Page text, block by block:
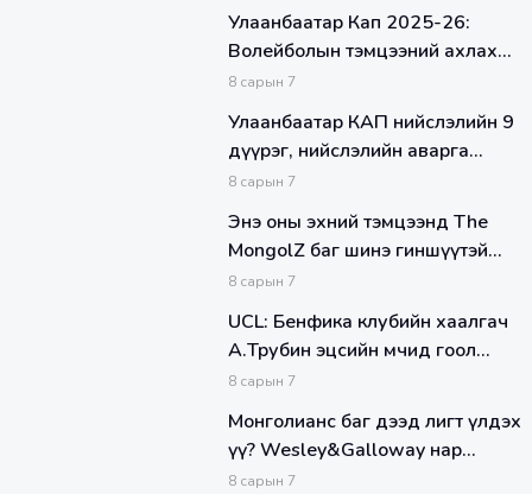
Улаанбаатар Кап 2025-26:
Волейболын тэмцээний ахлах
ангиллын Дивизоны аваргууд
тодорлоо
8 сарын 7
Улаанбаатар КАП нийслэлийн 9
дүүрэг, нийслэлийн аварга
шалгаруулах ЕБС-ын
сурагчдын сагсанбөмбөг,
волейболын лиг амжилттай
үргэлжилж байна.
8 сарын 7
Энэ оны эхний тэмцээнд The
MongolZ баг шинэ гиншүүтэй
оролцоно
8 сарын 7
UCL: Бенфика клубийн хаалгач
А.Трубин эцсийн мөчид гоол
оруулж, багаа аваргуудын
лигийн плей-оффт үлдээж
чадлаа
8 сарын 7
Монголианс баг дээд лигт үлдэх
үү? Wesley&Galloway нар
хамтдаа 6:7 амжилттай.
8 сарын 7